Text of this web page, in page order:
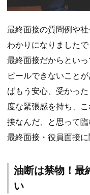
最終面接の質問例や
わかりになりました
最終面接だからとい
ピールできないこと
ばもう安心、受かっ
度な緊張感を持ち、
接なんだ、と思って
最終面接・役員面接
油断は禁物！最
い